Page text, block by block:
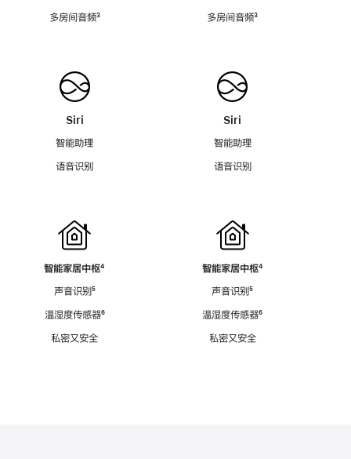
多房间音频脚
³
Siri
智能助理
语音识别
智能家居中枢脚
⁴
声音识别脚
⁵
温湿度传感器脚
⁶
私密又安全
多房间音频脚
³
Siri
智能助理
语音识别
智能家居中枢脚
⁴
声音识别脚
⁵
温湿度传感器脚
⁶
私密又安全